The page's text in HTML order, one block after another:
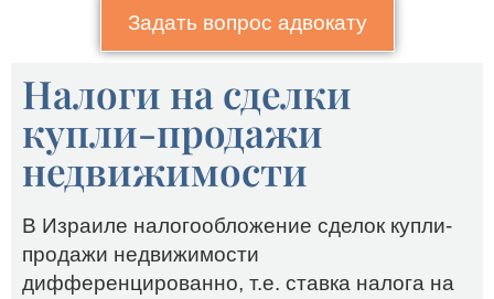
Задать вопрос адвокату
Налоги на сделки
купли-продажи
недвижимости
В Израиле налогообложение сделок купли-
продажи недвижимости
дифференцированно, т.е. ставка налога на